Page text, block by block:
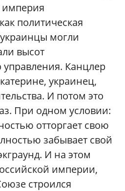
империя
политическая
могли
высот
управления. Канцлер
украинец,
И потом это
При одном условии:
отторгает свою
забывает свой
И на этом
империи,
строился